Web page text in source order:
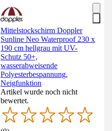
Mittelstockschirm Doppler
Sunline Neo Waterproof 230 x
190 cm hellgrau mit UV-
Schutz 50+,
wasserabweisende
Polyesterbespannung,
Neigfunktion
Artikel wurde noch nicht
bewertet.